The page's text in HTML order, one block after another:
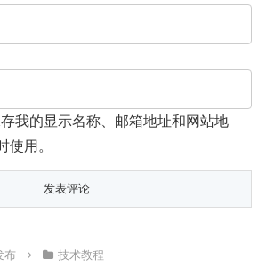
我的显示名称、邮箱地址和网站地
使用。
布 技术教程